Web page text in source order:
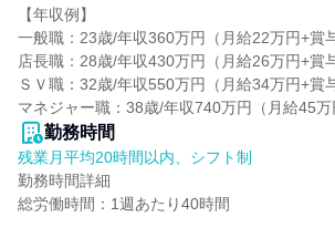
【年収例】
一般職：23歳/年収360万円（月給22万円+賞与
店長職：28歳/年収430万円（月給26万円+賞与
ＳＶ職：32歳/年収550万円（月給34万円+賞与
マネジャー職：38歳/年収740万円（月給45万
勤務時間
残業月平均20時間以内、シフト制
勤務時間詳細
総労働時間：1週あたり40時間